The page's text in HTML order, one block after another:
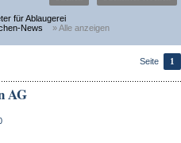
für Ablaugerei
News
» Alle anzeigen
Seite 1
AG